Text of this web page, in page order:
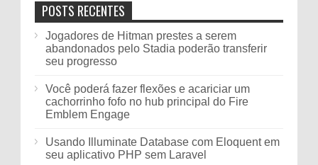
POSTS RECENTES
Jogadores de Hitman prestes a serem
abandonados pelo Stadia poderão transferir
seu progresso
Você poderá fazer flexões e acariciar um
cachorrinho fofo no hub principal do Fire
Emblem Engage
Usando Illuminate Database com Eloquent em
seu aplicativo PHP sem Laravel